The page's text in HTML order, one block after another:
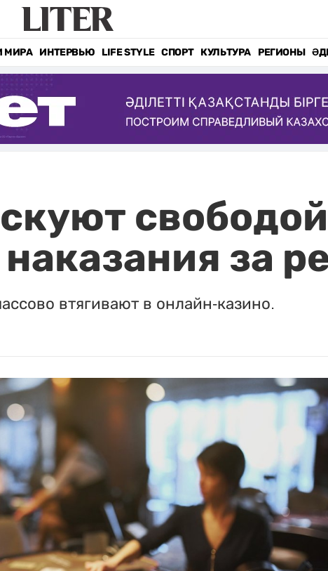
МИРА ИНТЕРВЬЮ LIFE STYLE СПОРТ КУЛЬТУРА РЕГИОНЫ
за
втягивают в онлайн-казино.